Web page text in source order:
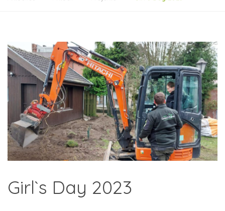
Girl`s Day 2023